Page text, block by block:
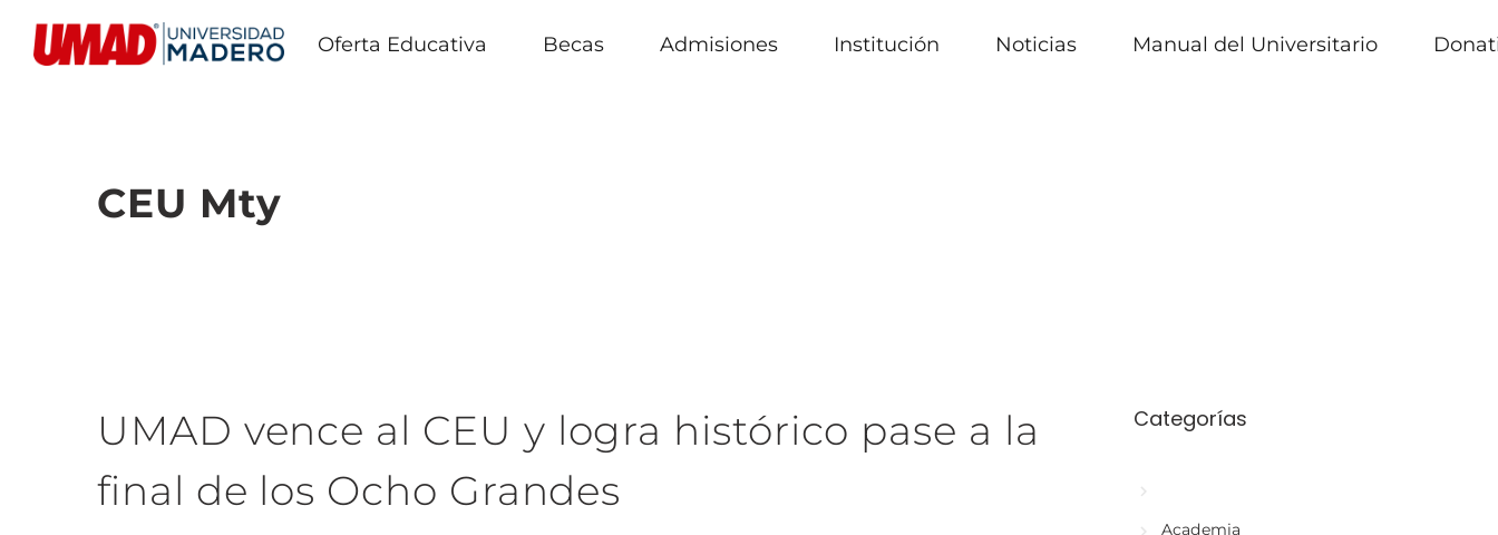
Oferta Educativa Becas Admisiones Institución Noticias Manual del Universitario
CEU Mty
UMAD vence al CEU y logra histórico pase a la
final de los Ocho Grandes
Categorías
Academia